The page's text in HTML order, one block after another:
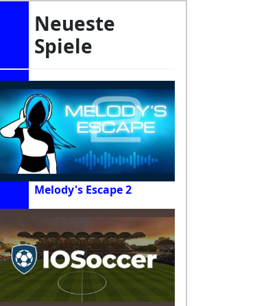
Neueste
Spiele
Melody's Escape 2